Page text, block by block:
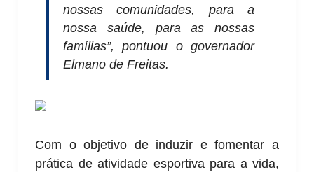
nossas comunidades, para a
nossa saúde, para as nossas
famílias”, pontuou o governador
Elmano de Freitas.
Com o objetivo de induzir e fomentar a
prática de atividade esportiva para a vida,